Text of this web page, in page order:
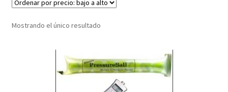
Contacto y opiniones
Mostrando el único resultado